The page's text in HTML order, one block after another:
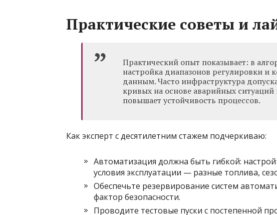
Практические советы и
Практический опыт показывает: в
настройка диапазонов регулировки и
данным. Часто инфраструктура
кривых на основе аварийных
повышает устойчивость процессов.
Как эксперт с десятилетним стажем подчеркиваю:
Автоматизация должна быть гибкой:
условия эксплуатации — разные топлива,
Обеспечьте резервирование систем
фактор безопасности.
Проводите тестовые пуски с постепенной